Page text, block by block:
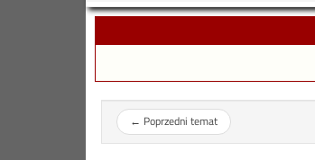
← Poprzedni temat